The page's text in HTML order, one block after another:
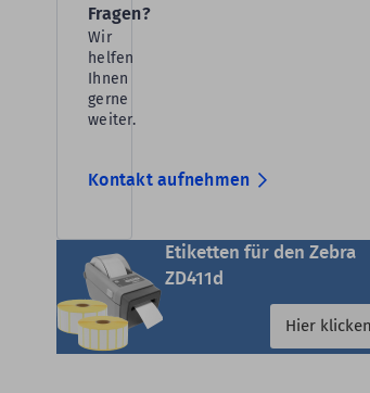
Fragen?
Wir
helfen
Ihnen
gerne
weiter.
Kontakt aufnehmen
Etiketten für den Zebra
ZD411d
Hier klicken